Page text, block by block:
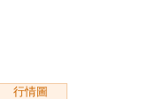
行情圖